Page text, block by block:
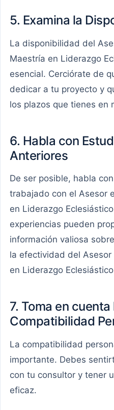
5. Examina la
La disponibilidad del
Maestría en Liderazgo
esencial. Cerciórate de
dedicar a tu proyecto y
los plazos que tienes en
6. Habla con
Anteriores
De ser posible, habla
trabajado con el Asesor
en Liderazgo
experiencias pueden
información valiosa
la efectividad del Asesor
en Liderazgo
7. Toma en cuenta
Compatibilidad
La compatibilidad
importante. Debes
con tu consultor y tener
eficaz.